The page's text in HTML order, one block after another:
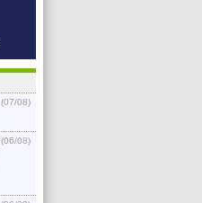
(07/08)
(06/08)